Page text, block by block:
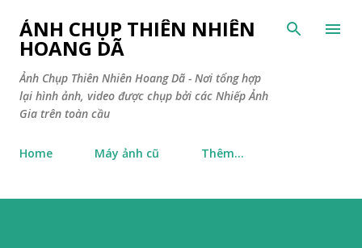
Chuyển đến nội
ẢNH CHỤP THIÊN NHIÊN
HOANG DÃ
Ảnh Chụp Thiên Nhiên Hoang Dã - Nơi tổng hợp
lại hình ảnh, video được chụp bởi các Nhiếp Ảnh
Gia trên toàn cầu
Home Máy ảnh cũ Thêm…